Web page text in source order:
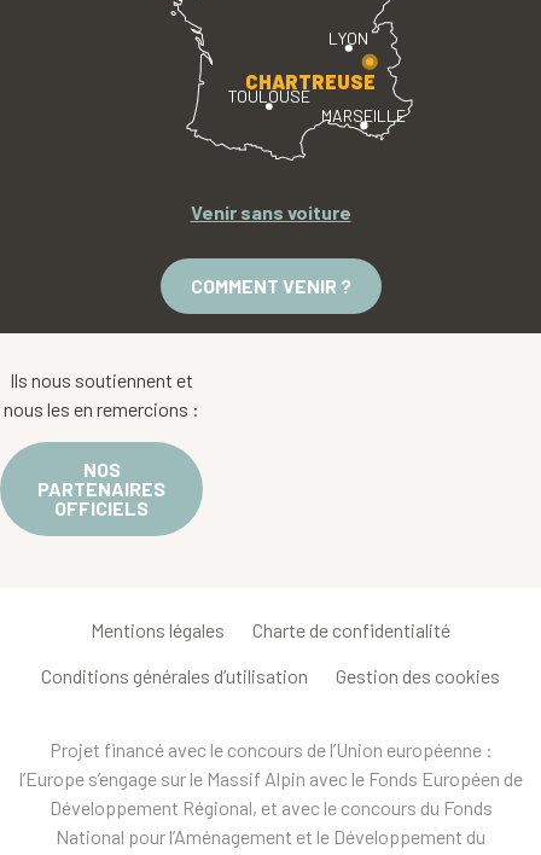
LYON
TOULOUSE
MARSEILLE
CHARTREUSE
Venir sans voiture
COMMENT VENIR ?
Ils nous soutiennent et
nous les en remercions :
NOS
PARTENAIRES
OFFICIELS
Mentions légales Charte de confidentialité
Conditions générales d’utilisation Gestion des cookies
Projet financé avec le concours de l’Union européenne :
l’Europe s’engage sur le Massif Alpin avec le Fonds Européen de
Développement Régional, et avec le concours du Fonds
National pour l’Aménagement et le Développement du